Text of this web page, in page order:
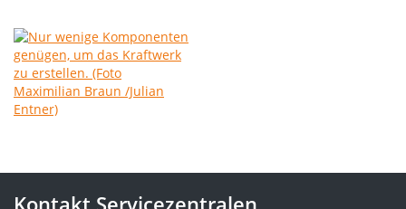
Kontakt Servicezentralen